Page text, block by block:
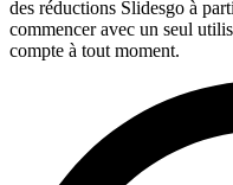
des réductions Slidesgo à
commencer avec un seul
compte à tout moment.